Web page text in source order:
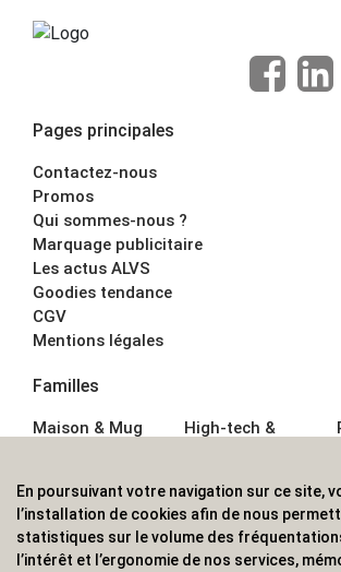
Pages principales
Contactez-nous
Promos
Qui sommes-nous ?
Marquage publicitaire
Les actus ALVS
Goodies tendance
CGV
Mentions légales
Familles
Maison & Mug
Écriture
Bagagerie sacs
High-tech &
Sport &
Outdoor
Enfant
En poursuivant votre navigation sur ce site,
l’installation de cookies afin de nous
statistiques sur le volume des
l’intérêt et l’ergonomie de nos services,